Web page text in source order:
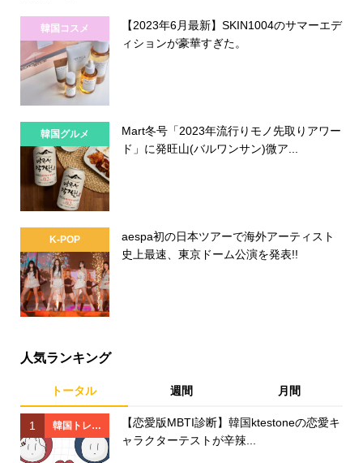
韓国コスメ
【2023年6月最新】SKIN1004のサマーエデ
ィションが豪華すぎた。
韓国グルメ
Mart冬号「2023年流行りモノ先取りアワー
ド」に発旺山(バルワンサン)微ア...
K-POP
aespa初の日本ツアーで海外アーティスト
史上最速、東京ドーム公演を発表!!
人気ランキング
トータル 週間 月間
1 韓国トレン
ド
【恋愛版MBTI診断】韓国ktestoneの恋愛キ
ャラクターテストが辛辣...